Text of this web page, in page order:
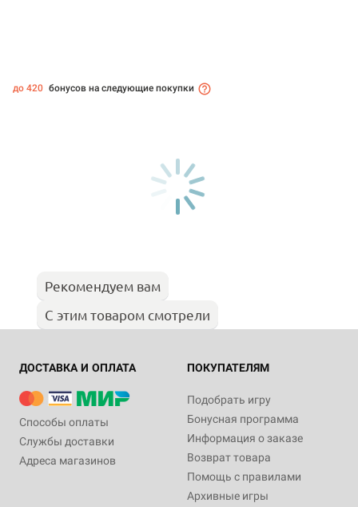
до 420 бонусов на следующие покупки
Рекомендуем вам
С этим товаром смотрели
ДОСТАВКА И ОПЛАТА
Способы оплаты
Службы доставки
Адреса магазинов
ПОКУПАТЕЛЯМ
Подобрать игру
Бонусная программа
Информация о заказе
Возврат товара
Помощь с правилами
Архивные игры